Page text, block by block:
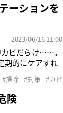
ーションを
2023/06/16 11:00
ビだらけ……。
期的にケアすれ
5分でできるこ
#掃除 #対策 #カビ
険